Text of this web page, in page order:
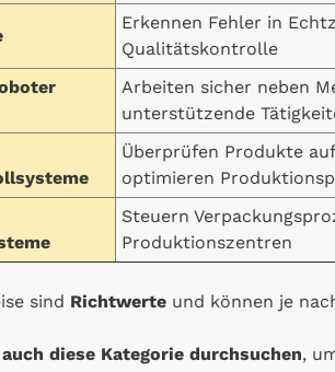
Erkennen Fehler in
Qualitätskontrolle
Arbeiten sicher neben
unterstützende
Überprüfen Produkte
optimieren
Steuern
Produktionszentren
sind Richtwerte und können je
diese Kategorie durchsuchen,